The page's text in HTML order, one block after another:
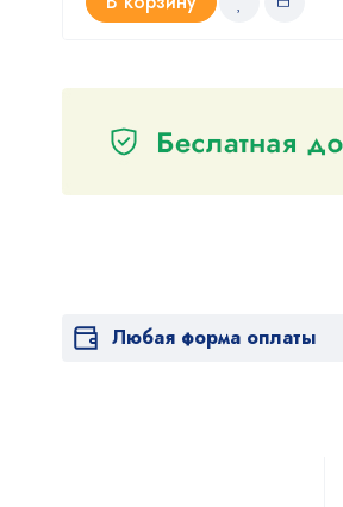
Любая форма оплаты